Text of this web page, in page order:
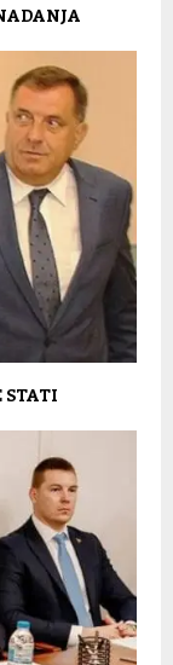
STATI